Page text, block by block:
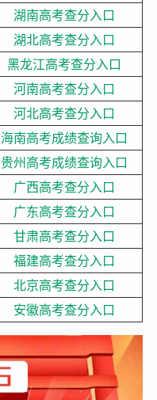
湖南高考查分入口
湖北高考查分入口
黑龙江高考查分入口
河南高考查分入口
河北高考查分入口
海南高考成绩查询入口
贵州高考成绩查询入口
广西高考查分入口
广东高考查分入口
甘肃高考查分入口
福建高考查分入口
北京高考查分入口
安徽高考查分入口